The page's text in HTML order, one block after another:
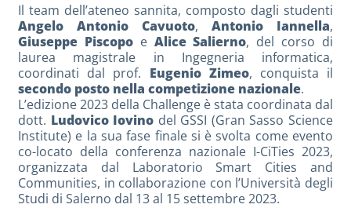
Il team dell’ateneo sannita, composto dagli studenti
Angelo Antonio Cavuoto, Antonio Iannella,
Giuseppe Piscopoe Alice Salierno, del corso di
laurea magistrale in Ingegneria informatica,
coordinati dal prof. Eugenio Zimeo, conquista il
secondo posto nella competizione nazionale.
L’edizione 2023 della Challenge è stata coordinata dal
dott. Ludovico Iovino del GSSI (Gran Sasso Science
Institute) e la sua fase finale si è svolta come evento
co-locato della conferenza nazionale I-CiTies 2023,
organizzata dal Laboratorio Smart Cities and
Communities, in collaborazione con l’Università degli
Studi di Salerno dal 13 al 15 settembre 2023.